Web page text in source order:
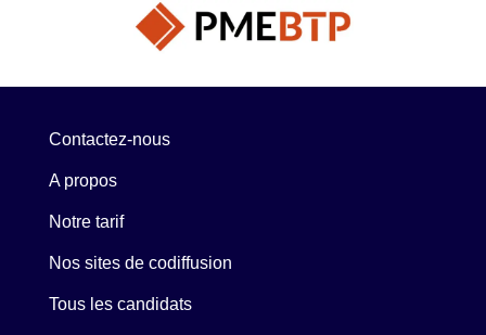
Contactez-nous
A propos
Notre tarif
Nos sites de codiffusion
Tous les candidats